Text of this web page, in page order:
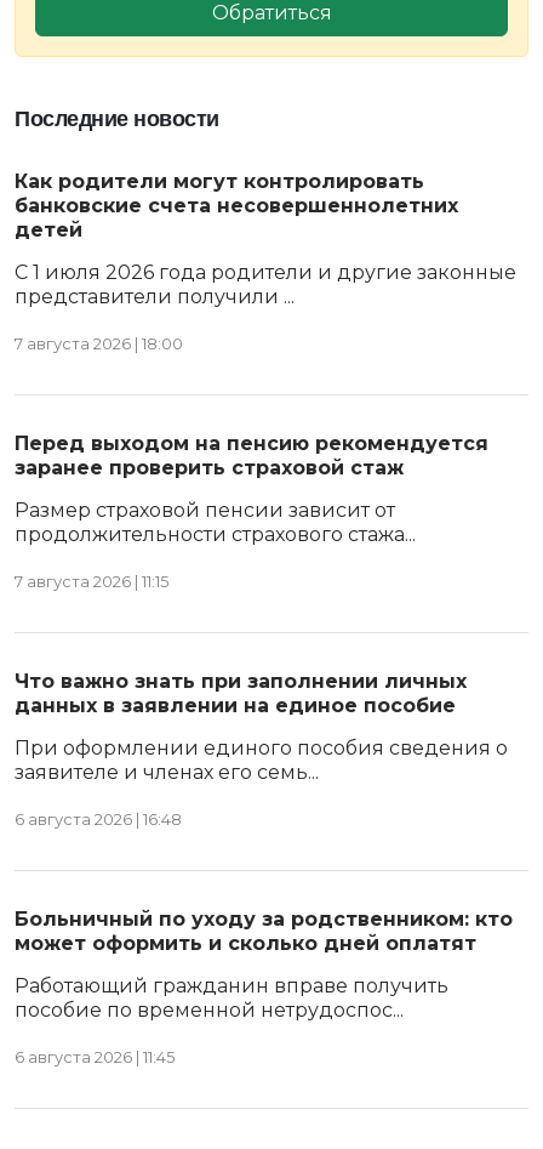
Обратиться
Последние новости
Как родители могут контролировать
банковские счета несовершеннолетних
детей
С 1 июля 2026 года родители и другие законные
представители получили ...
7 августа 2026 | 18:00
Перед выходом на пенсию рекомендуется
заранее проверить страховой стаж
Размер страховой пенсии зависит от
продолжительности страхового стажа...
7 августа 2026 | 11:15
Что важно знать при заполнении личных
данных в заявлении на единое пособие
При оформлении единого пособия сведения о
заявителе и членах его семь...
6 августа 2026 | 16:48
Больничный по уходу за родственником: кто
может оформить и сколько дней оплатят
Работающий гражданин вправе получить
пособие по временной нетрудоспос...
6 августа 2026 | 11:45